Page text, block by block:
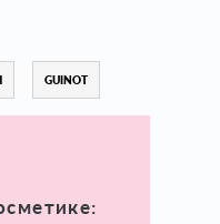
GUINOT